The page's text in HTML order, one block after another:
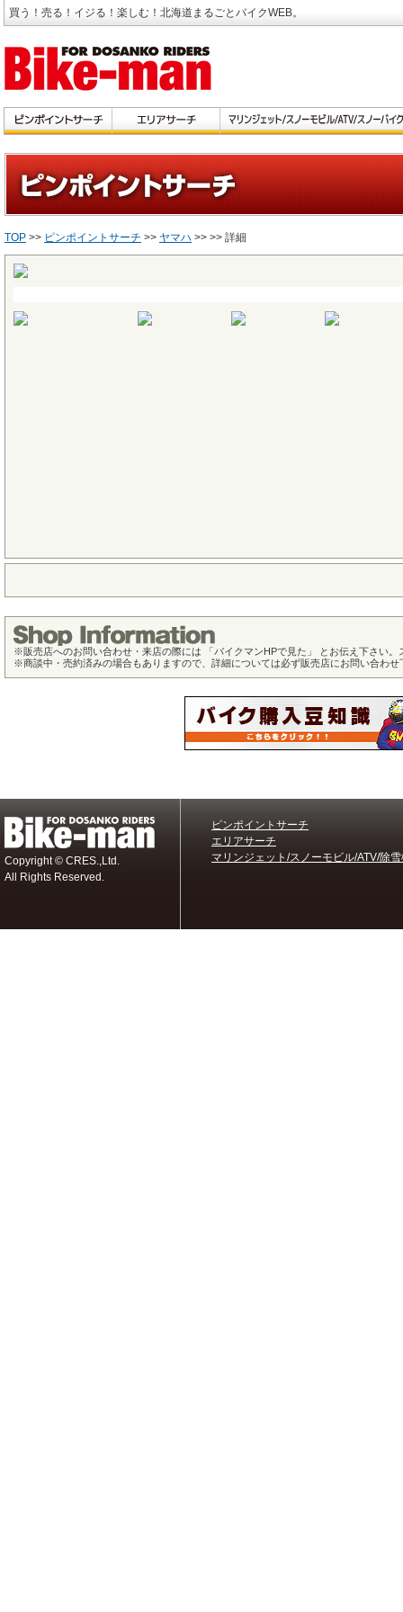
買う！売る！イジる！楽しむ！北海道まるごとバイクWEB。
TOP >> ピンポイントサーチ >> ヤマハ >> >> 詳細
※販売店へのお問い合わせ・来店の際には 「バイクマンHPで見た」 とお伝え下さい
※商談中・売約済みの場合もありますので、詳細については必ず販売店にお問い合わせ
Copyright © CRES.,Ltd.
All Rights Reserved.
ピンポイントサーチ
エリアサーチ
マリンジェット/スノーモビル/ATV/除